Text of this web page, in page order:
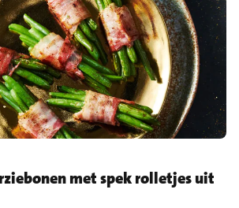
met spek rolletjes uit